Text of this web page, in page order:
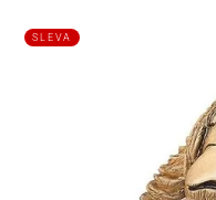
SLEVA